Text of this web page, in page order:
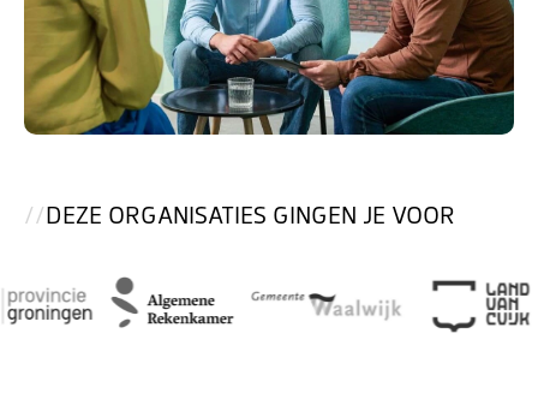
DEZE ORGANISATIES GINGEN JE VOOR